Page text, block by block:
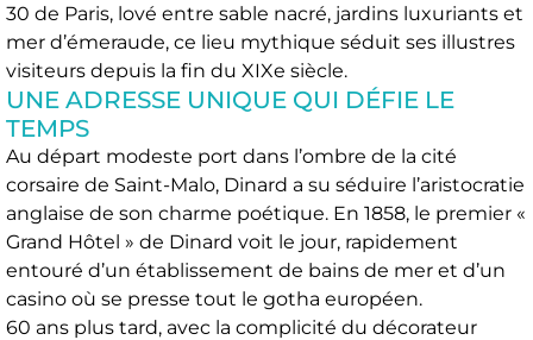
30 de Paris, lové entre sable nacré, jardins luxuriants et
mer d’émeraude, ce lieu mythique séduit ses illustres
visiteurs depuis la fin du XIXe siècle.
UNE ADRESSE UNIQUE QUI DÉFIE LE
TEMPS
Au départ modeste port dans l’ombre de la cité
corsaire de Saint-Malo, Dinard a su séduire l’aristocratie
anglaise de son charme poétique. En 1858, le premier «
Grand Hôtel » de Dinard voit le jour, rapidement
entouré d’un établissement de bains de mer et d’un
casino où se presse tout le gotha européen.
60 ans plus tard, avec la complicité du décorateur